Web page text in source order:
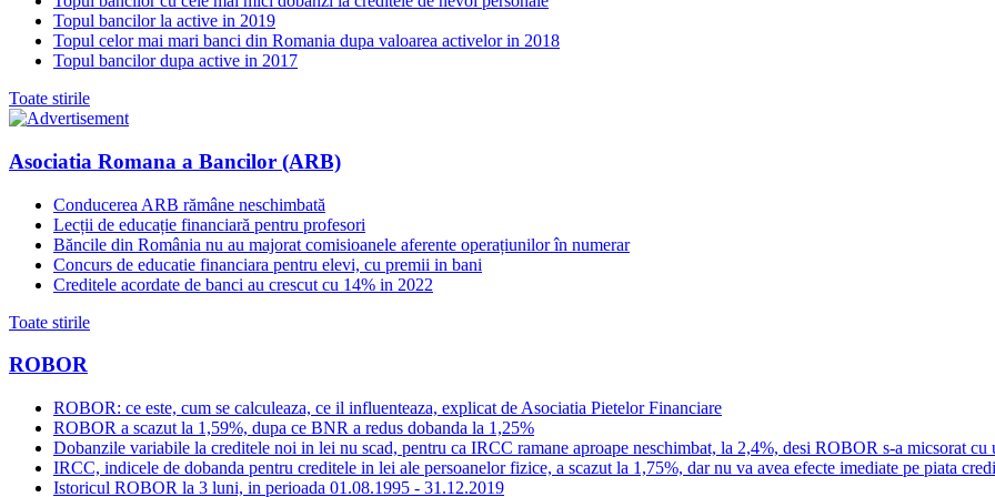
Topul bancilor la active in 2019
Topul celor mai mari banci din Romania dupa valoarea activelor in 2018
Topul bancilor dupa active in 2017
Toate stirile
Asociatia Romana a Bancilor (ARB)
Conducerea ARB rămâne neschimbată
Lecții de educație financiară pentru profesori
Băncile din România nu au majorat comisioanele aferente operațiunilor în numerar
Concurs de educatie financiara pentru elevi, cu premii in bani
Creditele acordate de banci au crescut cu 14% in 2022
Toate stirile
ROBOR
ROBOR: ce este, cum se calculeaza, ce il influenteaza, explicat de Asociatia Pietelor Financiare
ROBOR a scazut la 1,59%, dupa ce BNR a redus dobanda la 1,25%
Dobanzile variabile la creditele noi in lei nu scad, pentru ca IRCC ramane aproape neschimbat, la 2,4%, desi ROBOR s-a micsorat cu
IRCC, indicele de dobanda pentru creditele in lei ale persoanelor fizice, a scazut la 1,75%, dar nu va avea efecte imediate pe piata
Istoricul ROBOR la 3 luni, in perioada 01.08.1995 - 31.12.2019